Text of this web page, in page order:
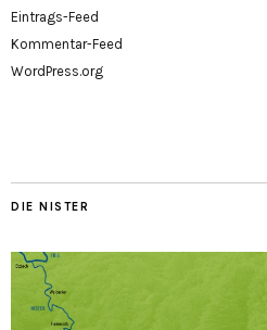
Eintrags-Feed
Kommentar-Feed
WordPress.org
DIE NISTER